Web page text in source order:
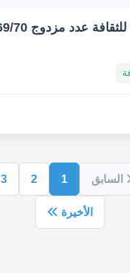
عدد مزدوج 69/70
السابق 1
2
3
الأخيرة